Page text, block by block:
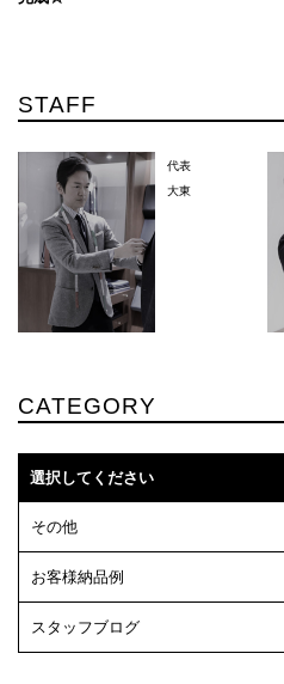
STAFF
代表
大東
CATEGORY
選択してください
その他
お客様納品例
スタッフブログ